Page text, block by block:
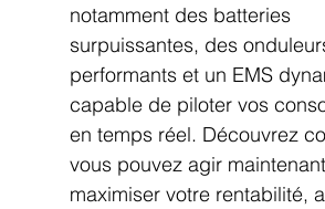
notamment des batteries
surpuissantes, des
performants et un EMS
capable de piloter vos
en temps réel. Découvrez
vous pouvez agir
maximiser votre rentabilité,